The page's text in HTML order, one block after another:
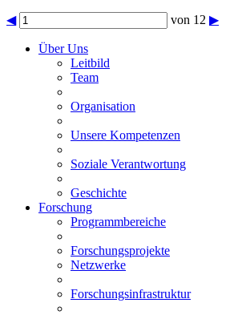
◀ von 12 ▶
Über Uns
Leitbild
Team
Organisation
Unsere Kompetenzen
Soziale Verantwortung
Geschichte
Forschung
Programmbereiche
Forschungsprojekte
Netzwerke
Forschungsinfrastruktur